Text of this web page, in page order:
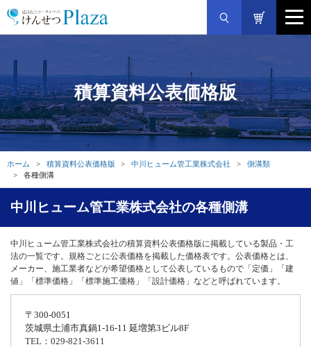
積算資料公表価格版
ホーム 積算資料公表価格版 中川ヒューム管工業株式会社
側溝類
各種側溝
中川ヒューム管工業株式会社の各種側溝
中川ヒューム管工業株式会社の積算資料公表価格版に掲載している製品・工
法の一覧です。規格ごとに公表価格を掲載した価格表です。公表価格とは、
メーカー、施工業者などが希望価格として公表しているもので「定価」「建
値」「標準価格」「標準施工価格」「設計価格」などと呼ばれています。
〒300-0051
茨城県土浦市真鍋1-16-11 延増第3ビル8F
TEL：029-821-3611